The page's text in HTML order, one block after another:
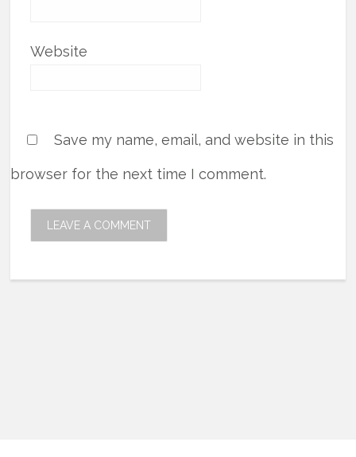
Website
Save my name, email, and website in this
browser for the next time I comment.